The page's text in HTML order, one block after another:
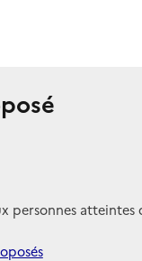
atteintes